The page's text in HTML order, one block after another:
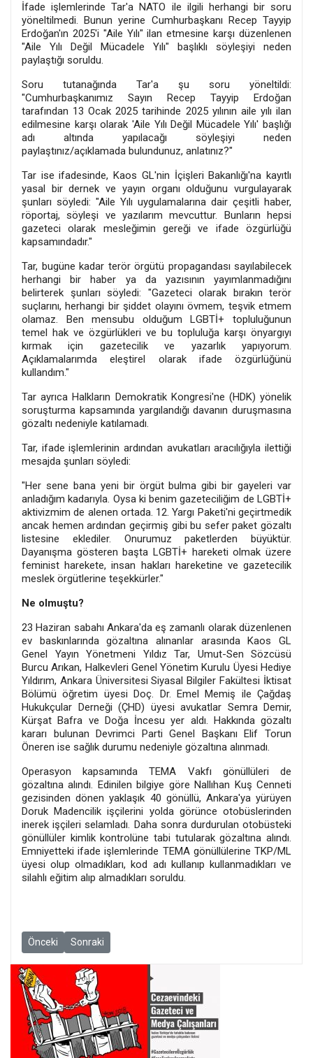
İfade işlemlerinde Tar'a NATO ile ilgili herhangi bir soru
yöneltilmedi. Bunun yerine Cumhurbaşkanı Recep Tayyip
Erdoğan'ın 2025'i "Aile Yılı" ilan etmesine karşı düzenlenen
"Aile Yılı Değil Mücadele Yılı" başlıklı söyleşiyi neden
paylaştığı soruldu.
Soru tutanağında Tar'a şu soru yöneltildi:
"Cumhurbaşkanımız Sayın Recep Tayyip Erdoğan
tarafından 13 Ocak 2025 tarihinde 2025 yılının aile yılı ilan
edilmesine karşı olarak 'Aile Yılı Değil Mücadele Yılı' başlığı
adı altında yapılacağı söyleşiyi neden
paylaştınız/açıklamada bulundunuz, anlatınız?"
Tar ise ifadesinde, Kaos GL'nin İçişleri Bakanlığı'na kayıtlı
yasal bir dernek ve yayın organı olduğunu vurgulayarak
şunları söyledi: "Aile Yılı uygulamalarına dair çeşitli haber,
röportaj, söyleşi ve yazılarım mevcuttur. Bunların hepsi
gazeteci olarak mesleğimin gereği ve ifade özgürlüğü
kapsamındadır."
Tar, bugüne kadar terör örgütü propagandası sayılabilecek
herhangi bir haber ya da yazısının yayımlanmadığını
belirterek şunları söyledi: "Gazeteci olarak bırakın terör
suçlarını, herhangi bir şiddet olayını övmem, teşvik etmem
olamaz. Ben mensubu olduğum LGBTİ+ topluluğunun
temel hak ve özgürlükleri ve bu topluluğa karşı önyargıyı
kırmak için gazetecilik ve yazarlık yapıyorum.
Açıklamalarımda eleştirel olarak ifade özgürlüğünü
kullandım."
Tar ayrıca Halkların Demokratik Kongresi'ne (HDK) yönelik
soruşturma kapsamında yargılandığı davanın duruşmasına
gözaltı nedeniyle katılamadı.
Tar, ifade işlemlerinin ardından avukatları aracılığıyla ilettiği
mesajda şunları söyledi:
"Her sene bana yeni bir örgüt bulma gibi bir gayeleri var
anladığım kadarıyla. Oysa ki benim gazeteciliğim de LGBTİ+
aktivizmim de alenen ortada. 12. Yargı Paketi'ni geçirtmedik
ancak hemen ardından geçirmiş gibi bu sefer paket gözaltı
listesine eklediler. Onurumuz paketlerden büyüktür.
Dayanışma gösteren başta LGBTİ+ hareketi olmak üzere
feminist harekete, insan hakları hareketine ve gazetecilik
meslek örgütlerine teşekkürler."
Ne olmuştu?
23 Haziran sabahı Ankara'da eş zamanlı olarak düzenlenen
ev baskınlarında gözaltına alınanlar arasında Kaos GL
Genel Yayın Yönetmeni Yıldız Tar, Umut-Sen Sözcüsü
Burcu Arıkan, Halkevleri Genel Yönetim Kurulu Üyesi Hediye
Yıldırım, Ankara Üniversitesi Siyasal Bilgiler Fakültesi İktisat
Bölümü öğretim üyesi Doç. Dr. Emel Memiş ile Çağdaş
Hukukçular Derneği (ÇHD) üyesi avukatlar Semra Demir,
Kürşat Bafra ve Doğa İncesu yer aldı. Hakkında gözaltı
kararı bulunan Devrimci Parti Genel Başkanı Elif Torun
Öneren ise sağlık durumu nedeniyle gözaltına alınmadı.
Operasyon kapsamında TEMA Vakfı gönüllüleri de
gözaltına alındı. Edinilen bilgiye göre Nallıhan Kuş Cenneti
gezisinden dönen yaklaşık 40 gönüllü, Ankara'ya yürüyen
Doruk Madencilik işçilerini yolda görünce otobüslerinden
inerek işçileri selamladı. Daha sonra durdurulan otobüsteki
gönüllüler kimlik kontrolüne tabi tutularak gözaltına alındı.
Emniyetteki ifade işlemlerinde TEMA gönüllülerine TKP/ML
üyesi olup olmadıkları, kod adı kullanıp kullanmadıkları ve
silahlı eğitim alıp almadıkları soruldu.
Önceki makale: MLSA ve 14 Basın Örgütü NATO Genel
Önceki Sonraki makale: MLSA avukatları Alayumat’a verilen
Sonraki